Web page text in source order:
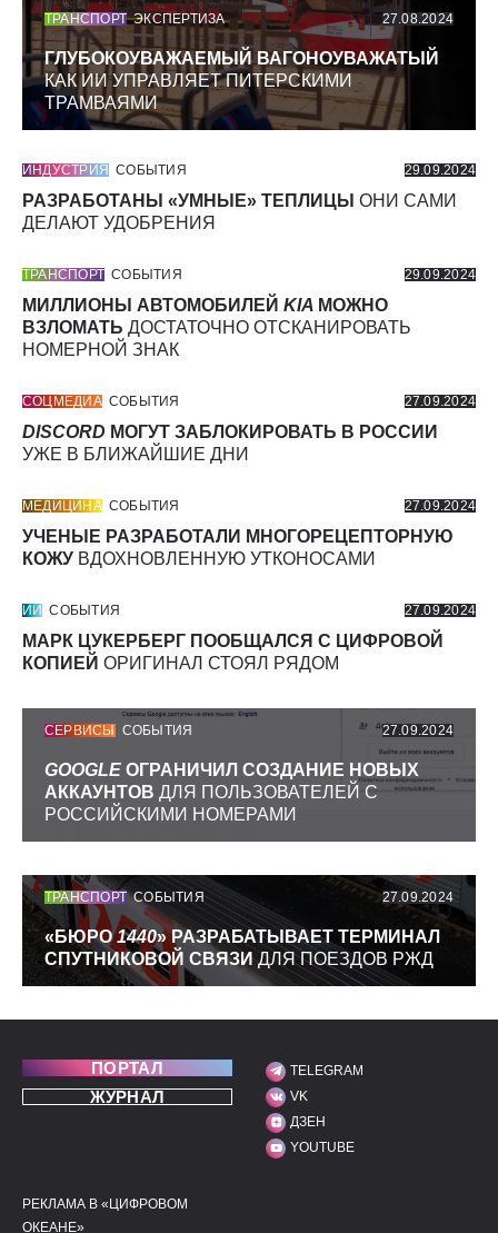
ТРАНСПОРТ ЭКСПЕРТИЗА 27.08.2024
ГЛУБОКОУВАЖАЕМЫЙ ВАГОНОУВАЖАТЫЙ
КАК ИИ УПРАВЛЯЕТ ПИТЕРСКИМИ
ТРАМВАЯМИ
ИНДУСТРИЯ СОБЫТИЯ 29.09.2024
РАЗРАБОТАНЫ «УМНЫЕ» ТЕПЛИЦЫ ОНИ САМИ
ДЕЛАЮТ УДОБРЕНИЯ
ТРАНСПОРТ СОБЫТИЯ 29.09.2024
МИЛЛИОНЫ АВТОМОБИЛЕЙ KIA МОЖНО
ВЗЛОМАТЬ ДОСТАТОЧНО ОТСКАНИРОВАТЬ
НОМЕРНОЙ ЗНАК
СОЦМЕДИА СОБЫТИЯ 27.09.2024
DISCORD МОГУТ ЗАБЛОКИРОВАТЬ В РОССИИ
УЖЕ В БЛИЖАЙШИЕ ДНИ
МЕДИЦИНА СОБЫТИЯ 27.09.2024
УЧЕНЫЕ РАЗРАБОТАЛИ МНОГОРЕЦЕПТОРНУЮ
КОЖУ ВДОХНОВЛЕННУЮ УТКОНОСАМИ
ИИ СОБЫТИЯ 27.09.2024
МАРК ЦУКЕРБЕРГ ПООБЩАЛСЯ С ЦИФРОВОЙ
КОПИЕЙ ОРИГИНАЛ СТОЯЛ РЯДОМ
СЕРВИСЫ СОБЫТИЯ 27.09.2024
GOOGLE ОГРАНИЧИЛ СОЗДАНИЕ НОВЫХ
АККАУНТОВ ДЛЯ ПОЛЬЗОВАТЕЛЕЙ С
РОССИЙСКИМИ НОМЕРАМИ
ТРАНСПОРТ СОБЫТИЯ 27.09.2024
«БЮРО1440» РАЗРАБАТЫВАЕТ ТЕРМИНАЛ
СПУТНИКОВОЙ СВЯЗИ ДЛЯ ПОЕЗДОВ РЖД
ПОРТАЛ
ЖУРНАЛ
МЫ В СОЦИАЛЬНЫХ
TELEGRAM
VK
ДЗЕН
YOUTUBE
ПОЛЕЗНЫЕ ССЫЛКИ
РЕКЛАМА В «ЦИФРОВОМ
ОКЕАНЕ»